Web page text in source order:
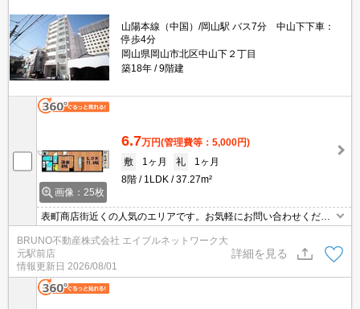
山陽本線（中国）/岡山駅 バス7分 中山下下車：
停歩4分
岡山県岡山市北区中山下２丁目
築18年
9階建
画像：25枚
6.7万円(管理費等：5,000円)
敷
1ヶ月 礼
1ヶ月
8階
1LDK 37.27m²
表町商店街近くの人気のエリアです。お気軽にお問い合わせくださ
BRUNO不動産株式会社 エイブルネットワーク大
元駅前店
情報更新日 2026/08/01
詳細を見る